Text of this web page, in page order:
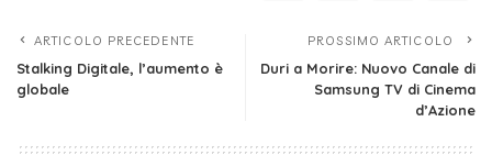
ARTICOLO PRECEDENTE
Stalking Digitale, l’aumento è
globale
PROSSIMO ARTICOLO
Duri a Morire: Nuovo Canale di
Samsung TV di Cinema
d’Azione